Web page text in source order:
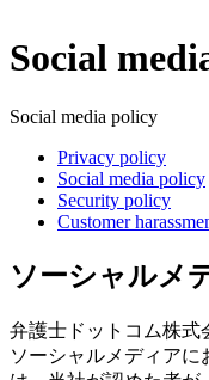
Social
Social media policy
Privacy policy
Social media policy
Security policy
Customer
ソーシャルメ
弁護士ドットコム株式
ソーシャルメディア